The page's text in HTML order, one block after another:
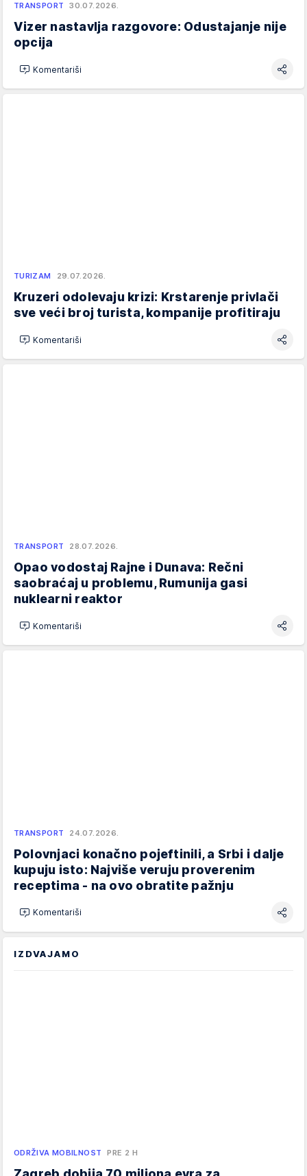
TRANSPORT 30.07.2026.
Vizer nastavlja razgovore: Odustajanje nije
opcija
Komentariši
TURIZAM 29.07.2026.
Kruzeri odolevaju krizi: Krstarenje privlači
sve veći broj turista, kompanije profitiraju
Komentariši
TRANSPORT 28.07.2026.
Opao vodostaj Rajne i Dunava: Rečni
saobraćaj u problemu, Rumunija gasi
nuklearni reaktor
Komentariši
TRANSPORT 24.07.2026.
Polovnjaci konačno pojeftinili, a Srbi i dalje
kupuju isto: Najviše veruju proverenim
receptima - na ovo obratite pažnju
Komentariši
IZDVAJAMO
ODRŽIVA MOBILNOST PRE 2 H